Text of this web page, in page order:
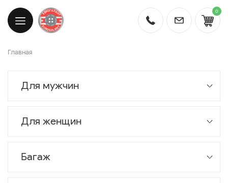
0
Главная
Для мужчин
Для женщин
Багаж